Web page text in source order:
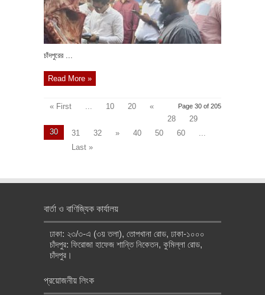
চাঁদপুরের ...
Read More »
Page 30 of 205
« First 10 20
«
28
29
30
31 32 » 40 50 60
Last »
বার্তা ও বাণিজ্যিক কার্যালয়
ঢাকা: ২৩/৩-এ (৩য় তলা), তোপখানা রোড, ঢাকা-১০০০
চাঁদপুর: ফিরোজা হাফেজ শান্তি নিকেতন, কুমিল্লা রোড,
চাঁদপুর।
প্রয়োজনীয় লিংক